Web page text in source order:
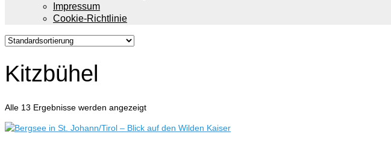
Impressum
Cookie-Richtlinie
Kitzbühel
Alle 13 Ergebnisse werden angezeigt